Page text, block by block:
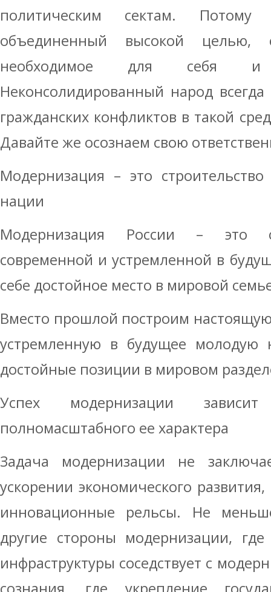
политическим сектам.
объединенный высокой целью,
необходимое для себя и
Неконсолидированный народ всегда
гражданских конфликтов в такой
Давайте же осознаем свою
Модернизация – это
нации
Модернизация России – это
современной и устремленной в
себе достойное место в мировой
Вместо прошлой построим
устремленную в будущее молодую
достойные позиции в мировом
Успех модернизации
полномасштабного ее характера
Задача модернизации не
ускорении экономического
инновационные рельсы. Не
другие стороны модернизации,
инфраструктуры соседствует с